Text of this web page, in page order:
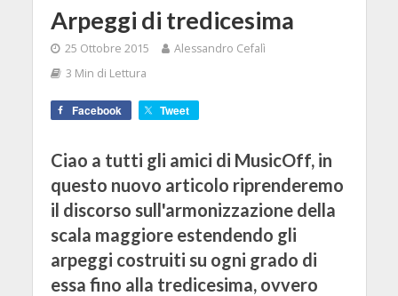
Arpeggi di tredicesima
25 Ottobre 2015
Alessandro Cefalì
3 Min di Lettura
Facebook Tweet
Ciao a tutti gli amici di MusicOff, in
questo nuovo articolo riprenderemo
il discorso sull'armonizzazione della
scala maggiore estendendo gli
arpeggi costruiti su ogni grado di
essa fino alla tredicesima, ovvero